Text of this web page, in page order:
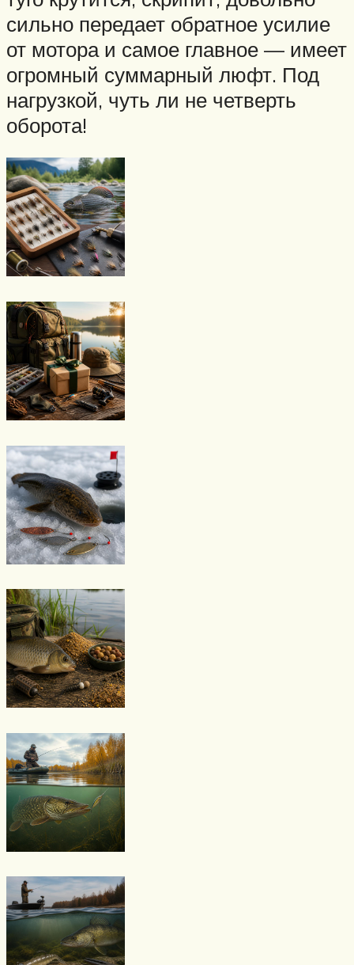
сильно передает обратное усилие
от мотора и самое главное — имеет
огромный суммарный люфт. Под
нагрузкой, чуть ли не четверть
оборота!